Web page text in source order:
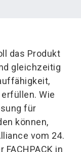
das Produkt
gleichzeitig
Wie
für
können,
vom 24.
in